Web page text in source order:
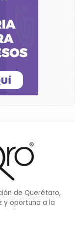
de Querétaro,
y oportuna a la